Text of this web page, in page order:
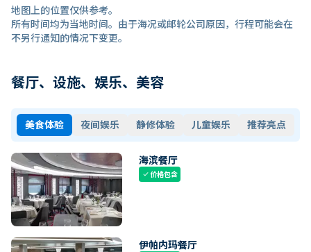
地图上的位置仅供参考。
所有时间均为当地时间。由于海况或邮轮公司原因，行程可能会在
不另行通知的情况下变更。
餐厅、设施、娱乐、美容
美食体验 夜间娱乐 静修体验 儿童娱乐 推荐亮点
海滨餐厅
check价格包含
伊帕内玛餐厅